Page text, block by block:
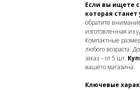
Если вы ищете
которая
обратите
изготовленная из
Компактные
любого возраста.
заказ – от 5 шт.
вашего магазина.
Ключевые